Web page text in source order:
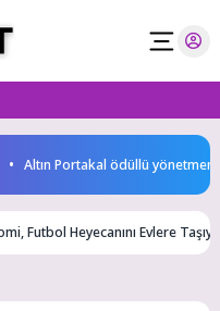
Altın Portakal ödüllü yönetmen jüri
Futbol Heyecanını Evlere